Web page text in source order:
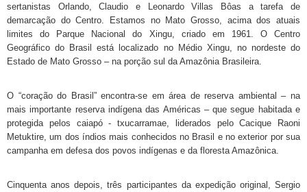
sertanistas Orlando, Claudio e Leonardo Villas Bôas a tarefa de
demarcação do Centro. Estamos no Mato Grosso, acima dos atuais
limites do Parque Nacional do Xingu, criado em 1961.
O Centro
Geográfico do Brasil está localizado no Médio Xingu, no nordeste do
Estado de Mato Grosso – na porção sul da Amazônia Brasileira.
O “coração do Brasil” encontra-se em área de reserva ambiental – na
mais importante reserva indígena das Américas – que segue habitada e
protegida pelos caiapó - txucarramae, liderados pelo Cacique Raoni
Metuktire, um dos índios mais conhecidos no Brasil e no exterior por sua
campanha em defesa dos povos indígenas e da floresta Amazônica.
Cinquenta anos depois, três participantes da expedição original, Sergio